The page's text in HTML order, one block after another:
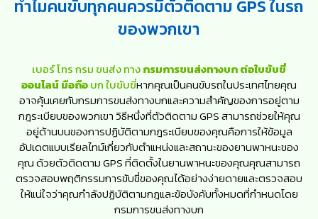
ทำไมคนขับทุกคนควรมีตัวติดตาม GPS ในรถ
ของพวกเขา
เบอร์ โทร กรม ขนส่ง ทางกรมการขนส่งทางบก ต่อใบขับขี่
ออนไลน์ มือถือบก ใบขับขี่หากคุณเป็นคนขับรถในประเทศไทยคุณ
อาจคุ้นเคยกับกรมการขนส่งทางบกและความสำคัญของการอยู่ตาม
กฎระเบียบของพวกเขา วิธีหนึ่งที่ตัวติดตาม GPS สามารถช่วยให้คุณ
อยู่ด้านบนของการปฏิบัติตามกฎระเบียบของคุณคือการให้ข้อมูล
อัปเดตแบบเรียลไทม์เกี่ยวกับตำแหน่งและสถานะของยานพาหนะของ
คุณ ด้วยตัวติดตาม GPS ที่ติดตั้งในยานพาหนะของคุณคุณสามารถ
ตรวจสอบพฤติกรรมการขับขี่ของคุณได้อย่างง่ายดายและตรวจสอบ
ให้แน่ใจว่าคุณกำลังปฏิบัติตามกฎและข้อบังคับทั้งหมดที่กำหนดโดย
กรมการขนส่งทางบก